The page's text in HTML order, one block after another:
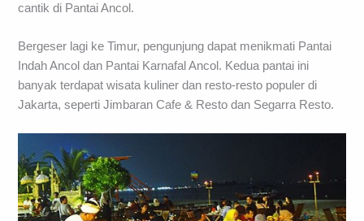
cantik di Pantai Ancol.
Bergeser lagi ke Timur, pengunjung dapat menikmati Pantai
Indah Ancol dan Pantai Karnafal Ancol. Kedua pantai ini
banyak terdapat wisata kuliner dan resto-resto populer di
Jakarta, seperti Jimbaran Cafe & Resto dan Segarra Resto.